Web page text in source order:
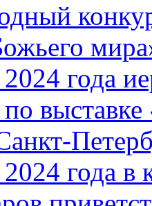
2024 года
2024 года